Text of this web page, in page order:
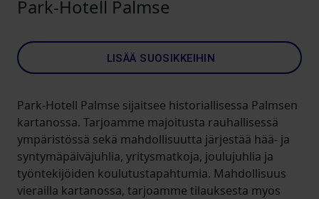
Park-Hotell Palmse
LISÄÄ SUOSIKKEIHIN
Park-Hotell Palmse sijaitsee historiallisessa Palmsen
kartanossa. Tarjoamme majoitusta rauhallisessä
ympäristössä sekä mahdollisuutta järjestää hää- ja
syntymäpäiväjuhlia, yritysmatkoja, joulujuhlia ja
työntekijöiden koulutustapahtumia. Mahdollisuus
vierailla kartanossa, tarjoamme tilauksesta myös